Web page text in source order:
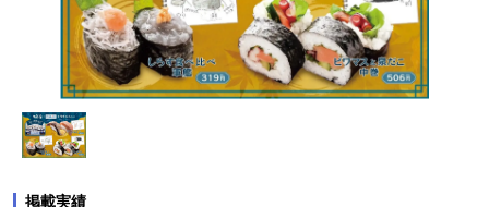
掲載実績